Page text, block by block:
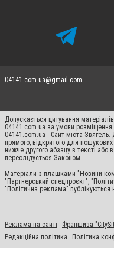
04141.com.ua@gmail.com
Допускається цитування
04141.com.ua за умови розміщення
04141.com.ua - Сайт міста
прямого, відкритого для
нижче другого абзацу в тексті
переслідується Законом.
Матеріали з плашками "Новини
"Партнерський спецпроєкт",
"Політична реклама"
Реклама на сайті Франшиза
Редакційна політика
Політика